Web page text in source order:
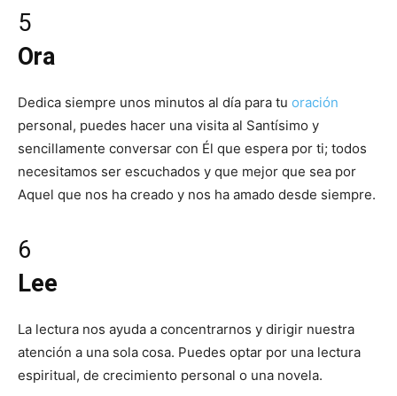
5
Ora
Dedica siempre unos minutos al día para tu oración
personal, puedes hacer una visita al Santísimo y
sencillamente conversar con Él que espera por ti; todos
necesitamos ser escuchados y que mejor que sea por
Aquel que nos ha creado y nos ha amado desde siempre.
6
Lee
La lectura nos ayuda a concentrarnos y dirigir nuestra
atención a una sola cosa. Puedes optar por una lectura
espiritual, de crecimiento personal o una novela.